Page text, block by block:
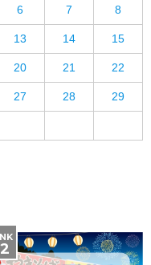
6 7 8
13 14 15
20 21 22
27 28 29